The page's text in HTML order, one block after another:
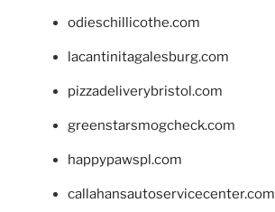
odieschillicothe.com
lacantinitagalesburg.com
pizzadeliverybristol.com
greenstarsmogcheck.com
happypawspl.com
callahansautoservicecenter.com